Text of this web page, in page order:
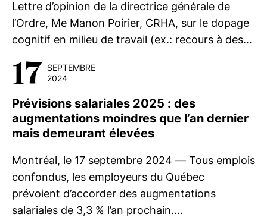
Lettre d’opinion de la directrice générale de
l’Ordre, Me Manon Poirier, CRHA, sur le dopage
cognitif en milieu de travail (ex.: recours à des…
17 SEPTEMBRE
2024
Prévisions salariales 2025 : des
augmentations moindres que l’an dernier
mais demeurant élevées
Montréal, le 17 septembre 2024 — Tous emplois
confondus, les employeurs du Québec
prévoient d’accorder des augmentations
salariales de 3,3 % l’an prochain.…